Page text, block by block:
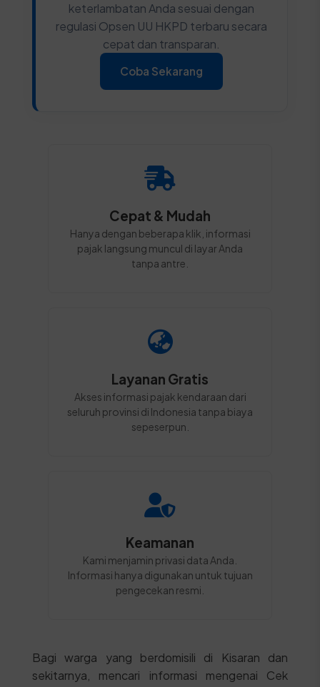
keterlambatan Anda sesuai dengan
regulasi Opsen UU HKPD terbaru secara
cepat dan transparan.
Coba Sekarang
Cepat & Mudah
Hanya dengan beberapa klik, informasi
pajak langsung muncul di layar Anda
tanpa antre.
Layanan Gratis
Akses informasi pajak kendaraan dari
seluruh provinsi di Indonesia tanpa biaya
sepeserpun.
Keamanan
Kami menjamin privasi data Anda.
Informasi hanya digunakan untuk tujuan
pengecekan resmi.
Bagi warga yang berdomisili di Kisaran dan
sekitarnya, mencari informasi mengenai Cek